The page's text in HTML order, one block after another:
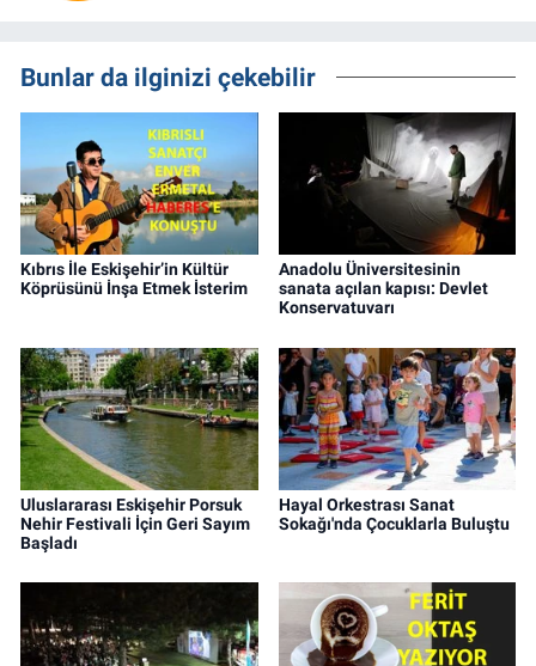
Bunlar da ilginizi çekebilir
Kıbrıs İle Eskişehir’in Kültür
Köprüsünü İnşa Etmek İsterim
Anadolu Üniversitesinin
sanata açılan kapısı: Devlet
Konservatuvarı
Uluslararası Eskişehir Porsuk
Nehir Festivali İçin Geri Sayım
Başladı
Hayal Orkestrası Sanat
Sokağı'nda Çocuklarla Buluştu